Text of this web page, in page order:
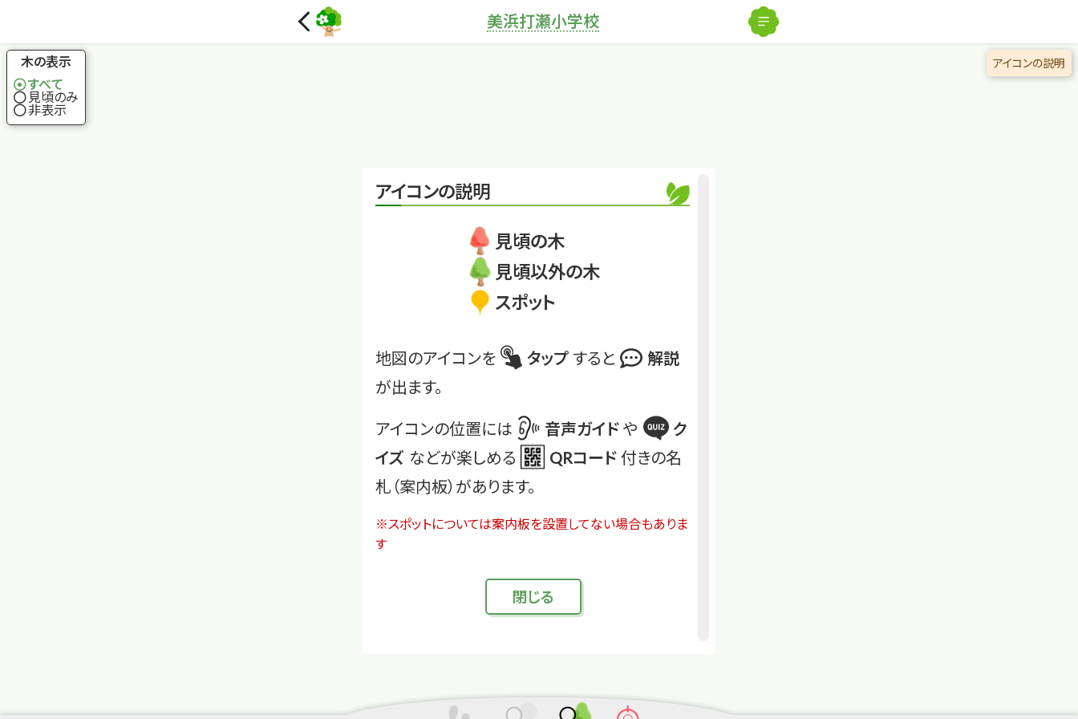
アイコンの説明
見頃の木
見頃以外の木
スポット
地図のアイコンを タップ すると
解説
が出ます。
アイコンの位置には 音声ガイド や
ク
イズ などが楽しめる QRコード 付きの名
札（案内板）があります。
※スポットについては案内板を設置してない場合もありま
す
閉じる
美浜打瀬小学校
オオシマザクラ ×
木の表示
すべて
見頃のみ
非表示
アイコンの説明